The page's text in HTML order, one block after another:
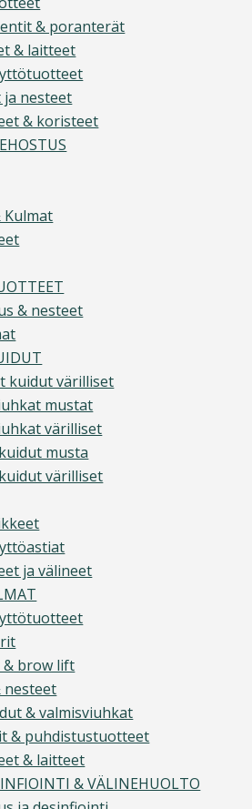
& poranterät
& laitteet
nesteet
& koristeet
Kulmat
& nesteet
kuidut värilliset
mustat
värilliset
musta
värilliset
ja välineet
& brow lift
nesteet
& valmisviuhkat
& puhdistustuotteet
& laitteet
& VÄLINEHUOLTO